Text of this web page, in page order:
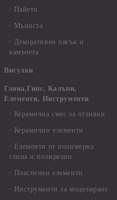
Пайети
Мъниста
Декоративен пясък и
камъчета
Висулки
Глина,Гипс, Калъпи,
Елементи, Инструменти
Керамична смес за отливки
Керамични елементи
Елементи от полимерна
глина и полирезин
Пластични елементи
Инструменти за моделиране